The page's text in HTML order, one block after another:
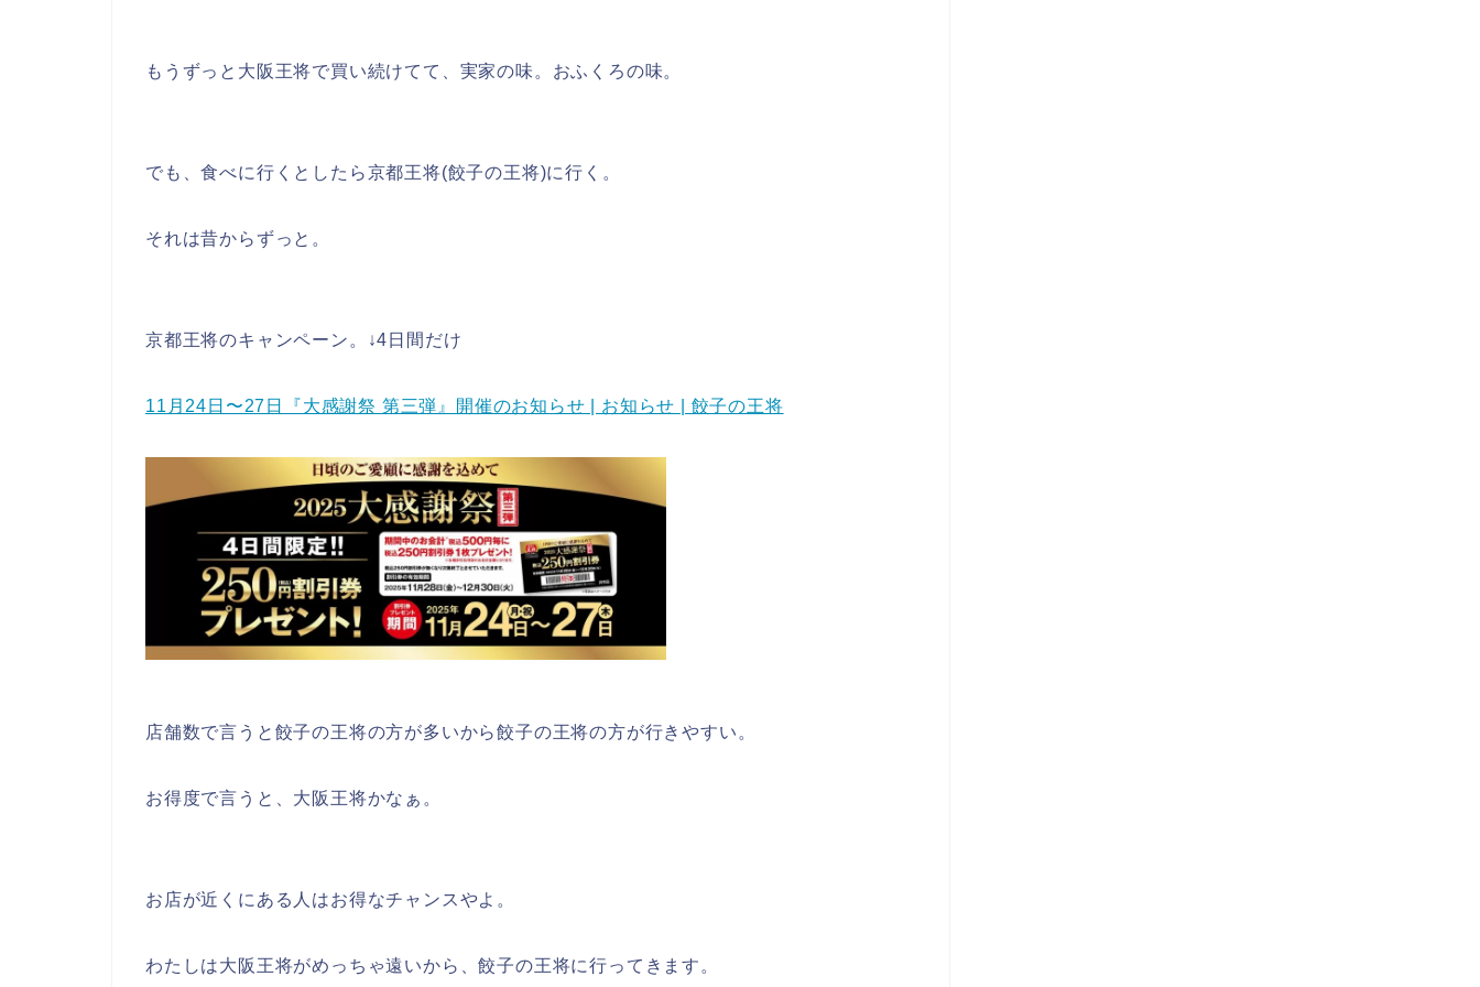
もうずっと大阪王将で買い続けてて、実家の味。おふくろの味。
でも、食べに行くとしたら京都王将(餃子の王将)に行く。
それは昔からずっと。
京都王将のキャンペーン。↓4日間だけ
11月24日〜27日『大感謝祭 第三弾』開催のお知らせ | お知らせ | 餃子の王将
店舗数で言うと餃子の王将の方が多いから餃子の王将の方が行きやすい。
お得度で言うと、大阪王将かなぁ。
お店が近くにある人はお得なチャンスやよ。
わたしは大阪王将がめっちゃ遠いから、餃子の王将に行ってきます。